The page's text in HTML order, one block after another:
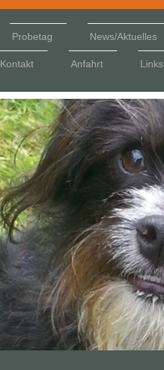
Probetag News/Aktuelles
Kontakt Anfahrt Links